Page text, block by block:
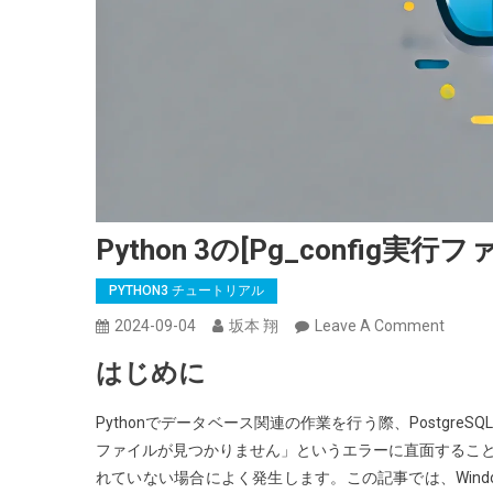
Python 3の[pg_config実行フ
PYTHON3 チュートリアル
2024-09-04 坂本 翔 Leave A CommentOn
実
はじめに
Pythonでデータベース関連の作業を行う際、
ファイルが見つかりません」というエラーに直面する
れていない場合によく発生します。この記事では、